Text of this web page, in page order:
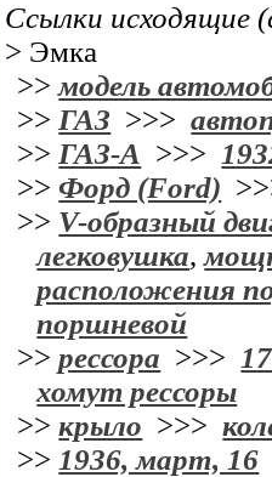
Ссылки исходящие
> Эмка
>>модель
>> ГАЗ >>>
>> ГАЗ-А >>>
>>Форд (Ford)
>> V-образный
легковушка,
расположения
поршневой
>>рессора >>>
хомут рессоры
>>крыло >>>
>> 1936, март, 16